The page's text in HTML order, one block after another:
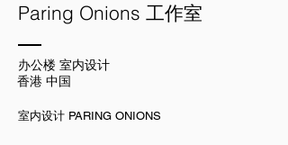
Paring Onions 工作室
办公楼 室内设计
香港 中国
室内设计 PARING ONIONS